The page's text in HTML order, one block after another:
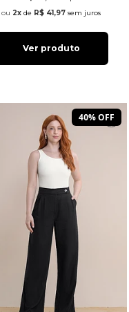
2x de R$ 41,97 sem juros
Ver produto
40% OFF